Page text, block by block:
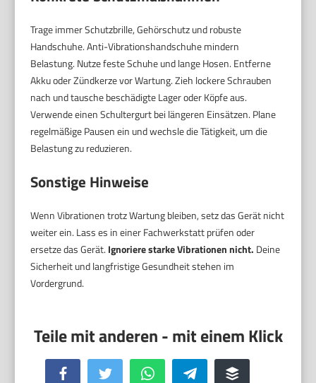
Trage immer Schutzbrille, Gehörschutz und robuste
Handschuhe. Anti-Vibrationshandschuhe mindern
Belastung. Nutze feste Schuhe und lange Hosen. Entferne
Akku oder Zündkerze vor Wartung. Zieh lockere Schrauben
nach und tausche beschädigte Lager oder Köpfe aus.
Verwende einen Schultergurt bei längeren Einsätzen. Plane
regelmäßige Pausen ein und wechsle die Tätigkeit, um die
Belastung zu reduzieren.
Sonstige Hinweise
Wenn Vibrationen trotz Wartung bleiben, setz das Gerät nicht
weiter ein. Lass es in einer Fachwerkstatt prüfen oder
ersetze das Gerät. Ignoriere starke Vibrationen nicht. Deine
Sicherheit und langfristige Gesundheit stehen im
Vordergrund.
Facebook Twitter WhatsApp Telegram Buffer